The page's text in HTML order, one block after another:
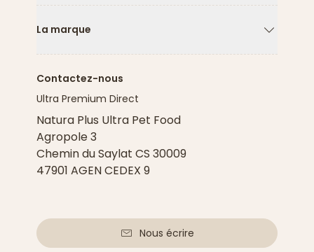
La marque
Contactez-nous
Ultra Premium Direct
Natura Plus Ultra Pet Food
Agropole 3
Chemin du Saylat CS 30009
47901 AGEN CEDEX 9
Nous écrire